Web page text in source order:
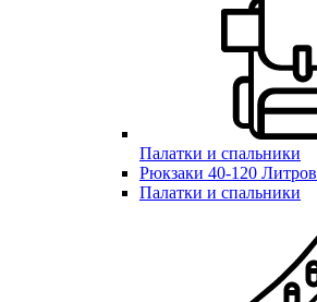
Палатки и спальники
Рюкзаки 40-120 Литров
Палатки и спальники